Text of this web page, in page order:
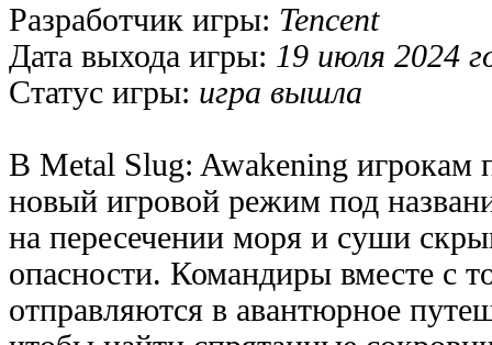
Разработчик игры: Tencent
Дата выхода игры: 19 июля 2024
Статус игры: игра вышла
В Metal Slug: Awakening игрокам
новый игровой режим под
на пересечении моря и суши
опасности. Командиры вместе с
отправляются в авантюрное